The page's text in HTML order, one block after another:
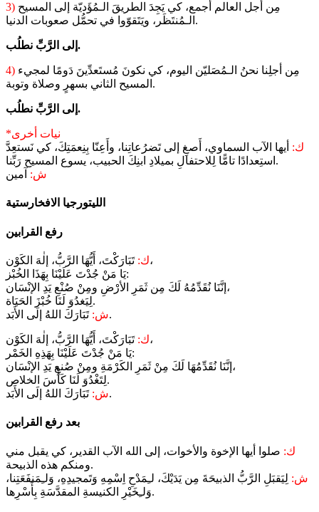
3)
الـمُنتَظَر، ويَتَقوّوا في تحمُّل صعوبات الدنيا.
إلى الرَّبِّ نطلُب.
4)
المسيح الثاني بسهرٍ وصلاة وتوبة.
إلى الرَّبِّ نطلُب.
*نيات أخرى
ك: أيها الآب السماوي، أَصغِ إلى تَضرُعاتِنا، وأَعِنّا بِنِعمَتِكَ، كي نَستعِدَّ
استِعدادًا تامًّا لِلاحتفالِ بميلادِ ابنِكَ الحبيب، يسوع المسيح رَبِّنا.
ش: آمين
رفع القرابين
ك:تَبَارَكْتَ، أَيُّهَا الرَّبُّ، إلٰهَ الكَوْن،
يَا مَنْ جُدْتَ عَلَيْنَا بِهَذَا الخُبْز:
إنَّنَا نُقَدِّمُهُ لَكَ مِن ثَمَرِ الأرْضِ ومِنْ صُنْعِ يَدِ الإنْسَان،
لِيَغدُوَ لَنَا خُبْزَ الحَيَاة.
ش:تَبَارَكَ اللهُ إلَى الأَبَد.
ك:تَبَارَكْتَ، أَيُّهَا الرَّبُّ، إلٰهَ الكَوْن،
يَا مَنْ جُدْتَ عَلَيْنَا بِهَذِهِ الخَمْر:
إنَّنَا نُقَدِّمُهَا لَكَ مِنْ ثَمَرِ الكَرْمَةِ ومِنْ صُنعِ يَدِ الإنْسَان،
لِتَغْدُوَ لَنَا كَأْسَ الخلاص.
ش:تَبَارَكَ اللهُ إلَى الأَبَد.
بعد رفع القرابين
ك: صلوا أيها الإخوة والأخوات، إلى الله الآب القدير، كي يقبل مني
ومنكم هذه الذبيحة.
ش: لِيَقبَلِ الرَّبُّ الذبيحَةَ مِن يَدَيْكَ، لـِمَدْحِ اِسْمِهِ وَتَمجيدِهِ، وَلـِمَنفَعَتِنا،
وَلـِخَيْرِ الكنيسةِ المقدَّسَةِ بِأَسْرِها.